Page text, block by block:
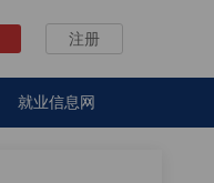
注册
就业信息网